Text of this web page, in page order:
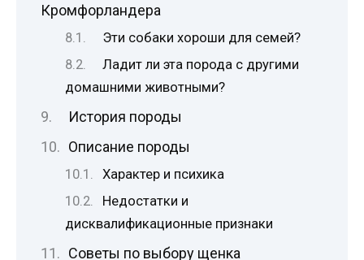
Кромфорландера
Эти собаки хороши для семей?
Ладит ли эта порода с другими
домашними животными?
История породы
Описание породы
Характер и психика
Недостатки и
дисквалификационные признаки
Советы по выбору щенка